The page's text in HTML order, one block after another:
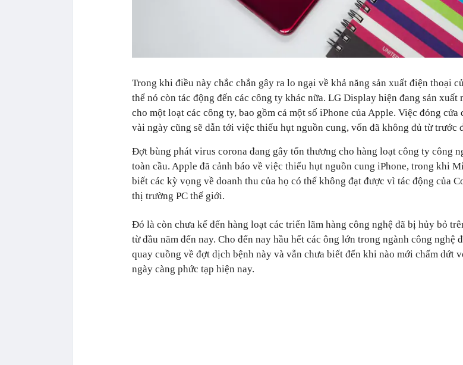
Trong khi điều này chắc chắn gây ra lo ngại về khả năng sản xuất điện thoại
thể nó còn tác động đến các công ty khác nữa. LG Display hiện đang sản xuất
cho một loạt các công ty, bao gồm cả một số iPhone của Apple. Việc đóng cửa
vài ngày cũng sẽ dẫn tới việc thiếu hụt nguồn cung, vốn đã không đủ từ trước
Đợt bùng phát virus corona đang gây tổn thương cho hàng loạt công ty công
toàn cầu. Apple đã cảnh báo về việc thiếu hụt nguồn cung iPhone, trong khi
biết các kỳ vọng về doanh thu của họ có thể không đạt được vì tác động của
thị trường PC thế giới.
Đó là còn chưa kể đến hàng loạt các triển lãm hàng công nghệ đã bị hủy bỏ
từ đầu năm đến nay. Cho đến nay hầu hết các ông lớn trong ngành công nghệ
quay cuồng về đợt dịch bệnh này và vẫn chưa biết đến khi nào mới chấm dứt
ngày càng phức tạp hiện nay.